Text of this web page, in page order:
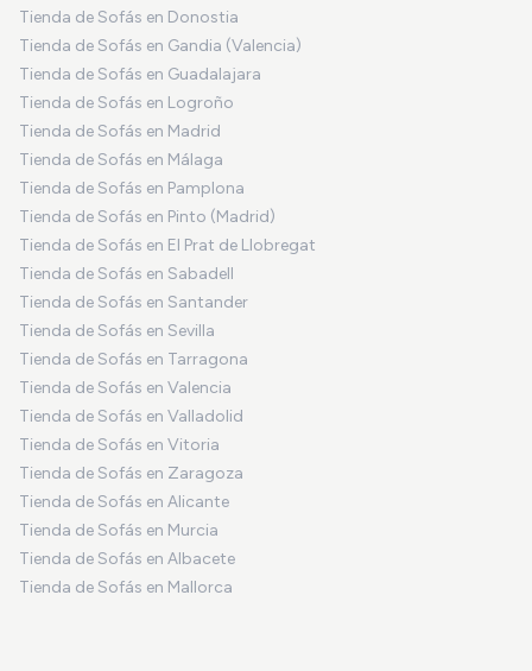
Tienda de Sofás en Donostia
Tienda de Sofás en Gandia (Valencia)
Tienda de Sofás en Guadalajara
Tienda de Sofás en Logroño
Tienda de Sofás en Madrid
Tienda de Sofás en Málaga
Tienda de Sofás en Pamplona
Tienda de Sofás en Pinto (Madrid)
Tienda de Sofás en El Prat de Llobregat
Tienda de Sofás en Sabadell
Tienda de Sofás en Santander
Tienda de Sofás en Sevilla
Tienda de Sofás en Tarragona
Tienda de Sofás en Valencia
Tienda de Sofás en Valladolid
Tienda de Sofás en Vitoria
Tienda de Sofás en Zaragoza
Tienda de Sofás en Alicante
Tienda de Sofás en Murcia
Tienda de Sofás en Albacete
Tienda de Sofás en Mallorca